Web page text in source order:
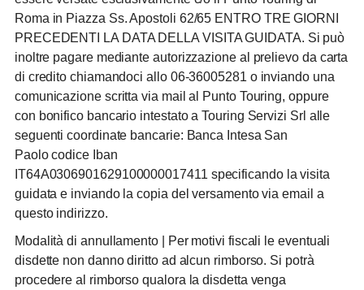
Roma in Piazza Ss. Apostoli 62/65 ENTRO TRE GIORNI
PRECEDENTI LA DATA DELLA VISITA GUIDATA. Si può
inoltre pagare mediante autorizzazione al prelievo da carta
di credito chiamandoci allo 06-36005281 o inviando una
comunicazione scritta via mail al Punto Touring, oppure
con bonifico bancario intestato a Touring Servizi Srl alle
seguenti coordinate bancarie: Banca Intesa San
Paolocodice Iban
IT64A0306901629100000017411 specificando la visita
guidata e inviando la copia del versamento via email a
questo indirizzo.
Modalità di annullamento | Per motivi fiscali le eventuali
disdette non danno diritto ad alcun rimborso. Si potrà
procedere al rimborso qualora la disdetta venga